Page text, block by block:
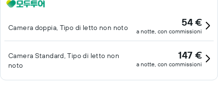
Camera doppia, Tipo di letto non noto 54 €
a notte, con commissioni
Camera Standard, Tipo di letto non
noto
147 €
a notte, con commissioni